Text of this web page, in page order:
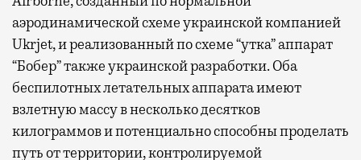
аэродинамической схеме украинской компанией
Ukrjet, и реализованный по схеме “утка” аппарат
“Бобер” также украинской разработки. Оба
беспилотных летательных аппарата имеют
взлетную массу в несколько десятков
килограммов и потенциально способны проделать
путь от территории, контролируемой